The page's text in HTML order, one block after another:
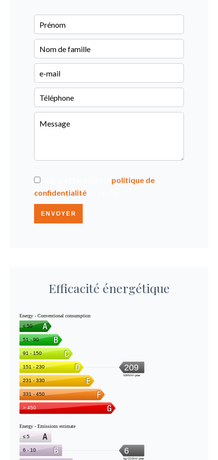
politique de
confidentialité
ENVOYER
Efficacité énergétique